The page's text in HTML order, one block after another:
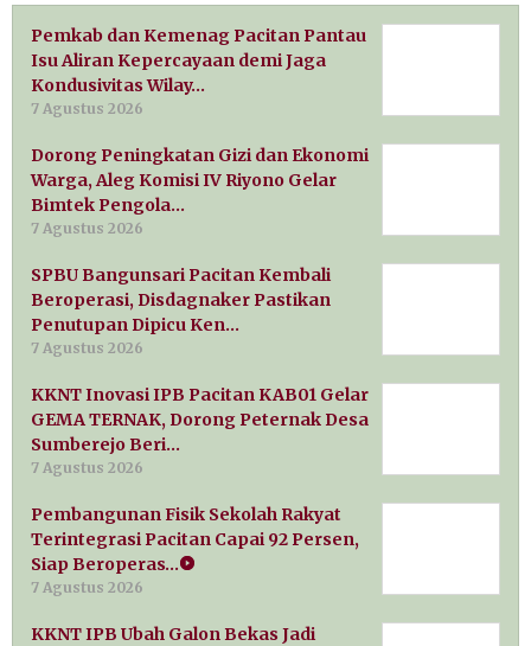
Pemkab dan Kemenag Pacitan Pantau
Isu Aliran Kepercayaan demi Jaga
Kondusivitas Wilay…
7 Agustus 2026
Dorong Peningkatan Gizi dan Ekonomi
Warga, Aleg Komisi IV Riyono Gelar
Bimtek Pengola…
7 Agustus 2026
SPBU Bangunsari Pacitan Kembali
Beroperasi, Disdagnaker Pastikan
Penutupan Dipicu Ken…
7 Agustus 2026
KKNT Inovasi IPB Pacitan KAB01 Gelar
GEMA TERNAK, Dorong Peternak Desa
Sumberejo Beri…
7 Agustus 2026
Pembangunan Fisik Sekolah Rakyat
Terintegrasi Pacitan Capai 92 Persen,
Siap Beroperas…
7 Agustus 2026
KKNT IPB Ubah Galon Bekas Jadi